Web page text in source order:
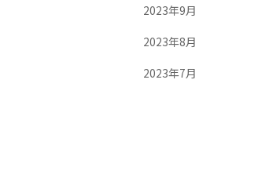
2023年9月
2023年8月
2023年7月